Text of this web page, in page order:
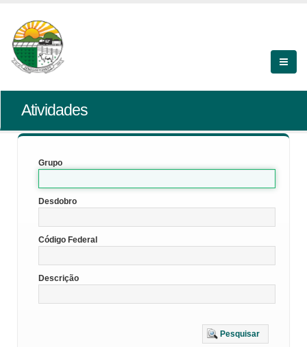
Atividades
Grupo
Desdobro
Código Federal
Descrição
Pesquisar